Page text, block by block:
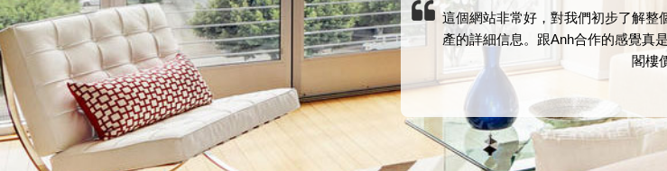
這個網站非常好，對我們初步了解整
產的詳細信息。跟Anh合作的感覺真
閣樓